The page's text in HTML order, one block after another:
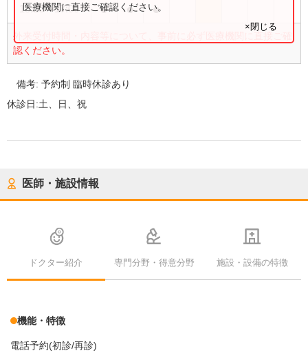
15:10〜17:00 ● ● ●
外来受付時間・内容等について、事前に必ず医療機関に直接ご確
認ください。
医療機関に直接ご確認ください。
×閉じる
備考:予約制 臨時休診あり
休診日:土、日、祝
医師・施設情報
ドクター紹介 専門分野・得意分野 施設・設備の特徴
機能・特徴
電話予約(初診/再診)